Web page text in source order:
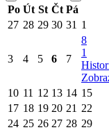
Po Út St Čt Pá
27 28 29 30 31 1
3 4 5 6 7
8
1
10 11 12 13 14 15
17 18 19 20 21 22
24 25 26 27 28 29